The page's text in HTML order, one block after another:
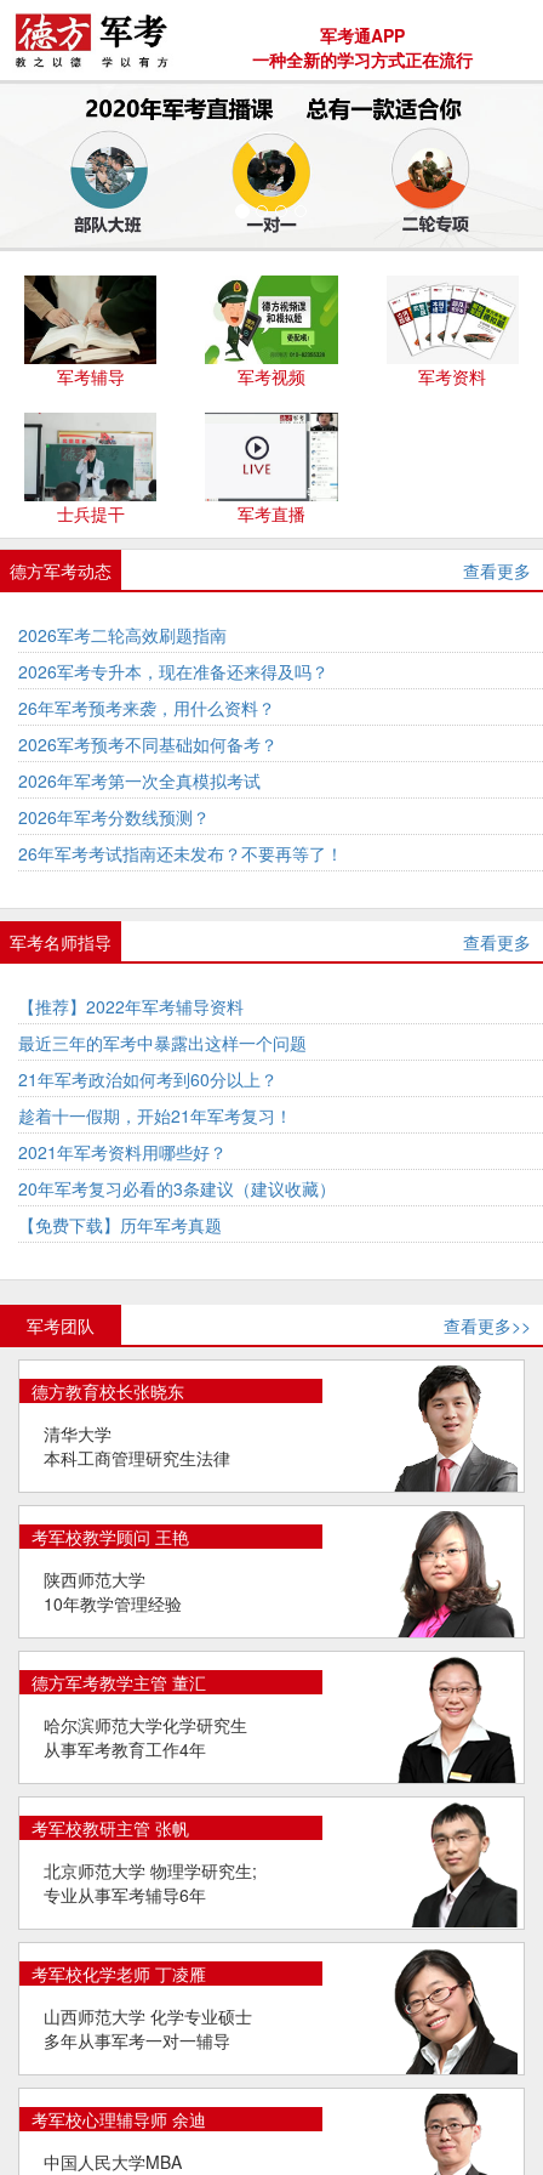
军考通APP
一种全新的学习方式正在流行
军考辅导 军考视频 军考资料
士兵提干 军考直播
德方军考动态 查看更多
2026军考二轮高效刷题指南
2026军考专升本，现在准备还来得及吗？
26年军考预考来袭，用什么资料？
2026军考预考不同基础如何备考？
2026年军考第一次全真模拟考试
2026年军考分数线预测？
26年军考考试指南还未发布？不要再等了！
军考名师指导 查看更多
【推荐】2022年军考辅导资料
最近三年的军考中暴露出这样一个问题
21年军考政治如何考到60分以上？
趁着十一假期，开始21年军考复习！
2021年军考资料用哪些好？
20年军考复习必看的3条建议（建议收藏）
【免费下载】历年军考真题
军考团队 查看更多>>
德方教育校长张晓东
清华大学
本科工商管理研究生法律
考军校教学顾问 王艳
陕西师范大学
10年教学管理经验
德方军考教学主管 董汇
哈尔滨师范大学化学研究生
从事军考教育工作4年
考军校教研主管 张帆
北京师范大学 物理学研究生;
专业从事军考辅导6年
考军校化学老师 丁凌雁
山西师范大学 化学专业硕士
多年从事军考一对一辅导
考军校心理辅导师 余迪
中国人民大学MBA